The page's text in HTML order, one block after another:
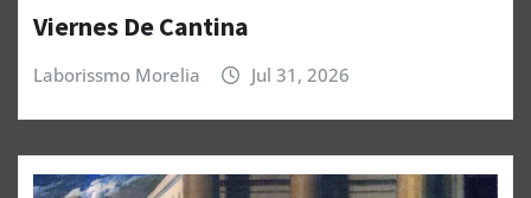
Viernes De Cantina
Laborissmo Morelia Jul 31, 2026